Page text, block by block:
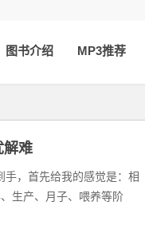
图书介绍 MP3推荐
解难
，首先给我的感觉是：相
生产、月子、喂养等阶